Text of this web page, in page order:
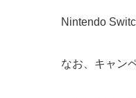
Nintendo
なお、キャン